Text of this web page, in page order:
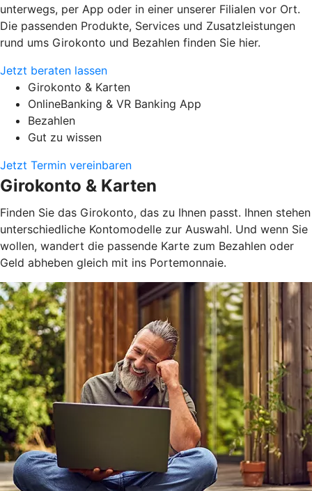
unterwegs, per App oder in einer unserer Filialen vor Ort.
Die passenden Produkte, Services und Zusatzleistungen
rund ums Girokonto und Bezahlen finden Sie hier.
Jetzt beraten lassen
Girokonto & Karten
OnlineBanking & VR Banking App
Bezahlen
Gut zu wissen
Jetzt Termin vereinbaren
Girokonto & Karten
Finden Sie das Girokonto, das zu Ihnen passt. Ihnen stehen
unterschiedliche Kontomodelle zur Auswahl. Und wenn Sie
wollen, wandert die passende Karte zum Bezahlen oder
Geld abheben gleich mit ins Portemonnaie.